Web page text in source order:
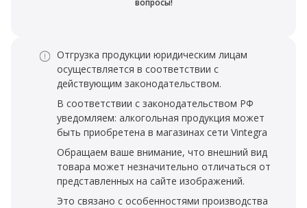
вопросы!
Отгрузка продукции юридическим лицам
осуществляется в соответствии с
действующим законодательством.
В соответствии с законодательством РФ
уведомляем: алкогольная продукция может
быть приобретена в магазинах сети Vintegra
Обращаем ваше внимание, что внешний вид
товара может незначительно отличаться от
представленных на сайте изображений.
Это связано с особенностями производства